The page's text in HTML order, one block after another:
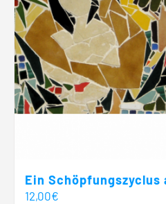
Ein Schöpfungszyclus
12,00€